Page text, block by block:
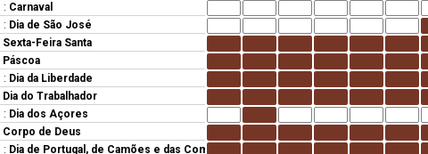
: Carnaval
: Dia de São José
Sexta-Feira Santa
Páscoa
: Dia da Liberdade
Dia do Trabalhador
: Dia dos Açores
Corpo de Deus
: Dia de Portugal, de Camões e das Comunidades Portuguesas